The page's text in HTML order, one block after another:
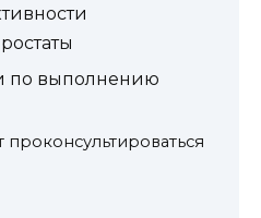
по выполнению
проконсультироваться